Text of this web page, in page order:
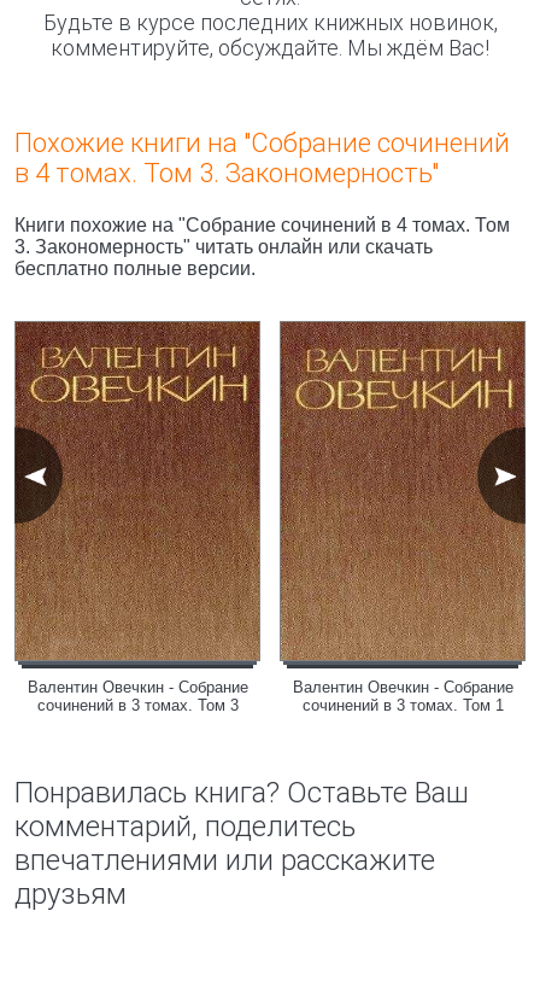
Будьте в курсе последних книжных новинок,
комментируйте, обсуждайте. Мы ждём Вас!
Похожие книги на "Собрание сочинений
в 4 томах. Том 3. Закономерность"
Книги похожие на "Собрание сочинений в 4 томах. Том
3. Закономерность" читать онлайн или скачать
бесплатно полные версии.
Валентин Овечкин - Собрание
сочинений в 3 томах. Том 3
Валентин Овечкин - Собрание
сочинений в 3 томах. Том 1
Понравилась книга? Оставьте Ваш
комментарий, поделитесь
впечатлениями или расскажите
друзьям